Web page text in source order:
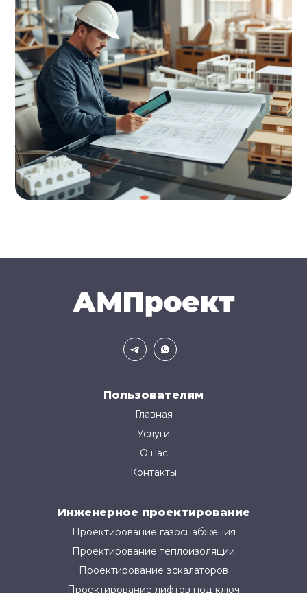
Пользователям
Главная
Услуги
О нас
Контакты
Инженерное проектирование
Проектирование газоснабжения
Проектирование теплоизоляции
Проектирование эскалаторов
Проектирование лифтов под ключ